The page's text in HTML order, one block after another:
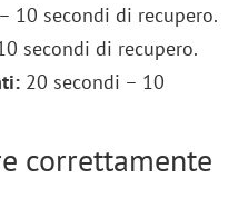
10 secondi di recupero.
secondi di recupero.
20 secondi – 10
correttamente